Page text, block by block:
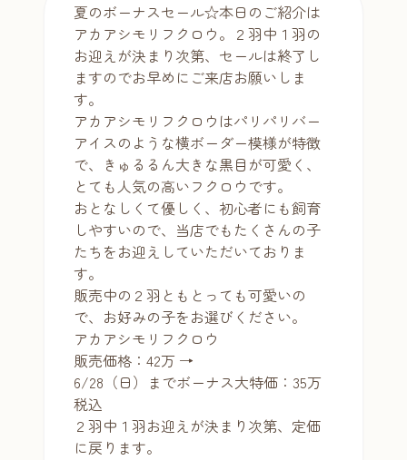
夏のボーナスセール☆本日のご紹介は
アカアシモリフクロウ。２羽中１羽の
お迎えが決まり次第、セールは終了し
ますのでお早めにご来店お願いしま
す。
アカアシモリフクロウはパリパリバー
アイスのような横ボーダー模様が特徴
で、きゅるるん大きな黒目が可愛く、
とても人気の高いフクロウです。
おとなしくて優しく、初心者にも飼育
しやすいので、当店でもたくさんの子
たちをお迎えしていただいておりま
す。
販売中の２羽ともとっても可愛いの
で、お好みの子をお選びください。
アカアシモリフクロウ
販売価格：42万 →
6/28（日）までボーナス大特価：35万
税込
２羽中１羽お迎えが決まり次第、定価
に戻ります。